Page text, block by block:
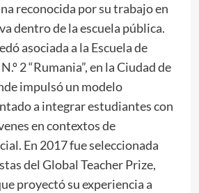
reconocida por su trabajo en
dentro de la escuela pública.
asociada a la Escuela de
2 “Rumania”, en la Ciudad de
impulsó un modelo
a integrar estudiantes con
en contextos de
En 2017 fue seleccionada
del Global Teacher Prize,
proyectó su experiencia a